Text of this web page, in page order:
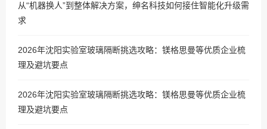
从“机器换人”到整体解决方案，绅名科技如何接住智能化升级需
求
2026年沈阳实验室玻璃隔断挑选攻略：镁格思曼等优质企业梳
理及避坑要点
2026年沈阳实验室玻璃隔断挑选攻略：镁格思曼等优质企业梳
理及避坑要点